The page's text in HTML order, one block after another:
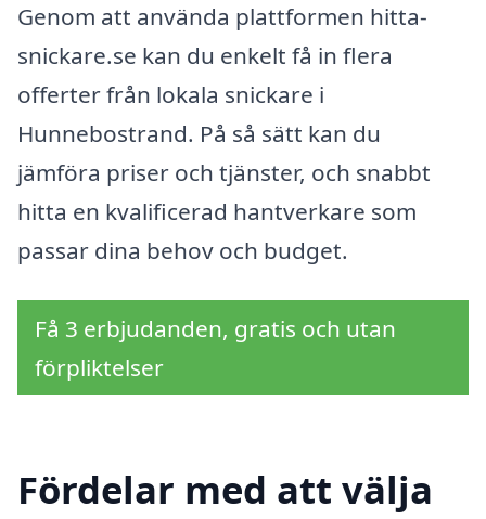
Genom att använda plattformen hitta-
snickare.se kan du enkelt få in flera
offerter från lokala snickare i
Hunnebostrand. På så sätt kan du
jämföra priser och tjänster, och snabbt
hitta en kvalificerad hantverkare som
passar dina behov och budget.
Få 3 erbjudanden, gratis och utan
förpliktelser
Fördelar med att välja